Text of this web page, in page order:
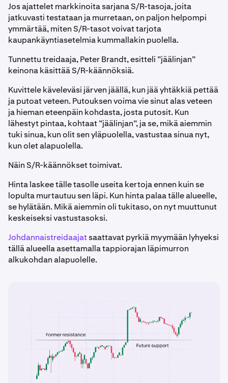
Jos ajattelet markkinoita sarjana S/R-tasoja, joita
jatkuvasti testataan ja murretaan, on paljon helpompi
ymmärtää, miten S/R-tasot voivat tarjota
kaupankäyntiasetelmia kummallakin puolella.
Tunnettu treidaaja, Peter Brandt, esitteli ”jäälinjan”
keinona käsittää S/R-käännöksiä.
Kuvittele käveleväsi järven jäällä, kun jää yhtäkkiä pettää
ja putoat veteen. Putouksen voima vie sinut alas veteen
ja hieman eteenpäin kohdasta, josta putosit. Kun
lähestyt pintaa, kohtaat ”jäälinjan”, ja se, mikä aiemmin
tuki sinua, kun olit sen yläpuolella, vastustaa sinua nyt,
kun olet alapuolella.
Näin S/R-käännökset toimivat.
Hinta laskee tälle tasolle useita kertoja ennen kuin se
lopulta murtautuu sen läpi. Kun hinta palaa tälle alueelle,
se hylätään. Mikä aiemmin oli tukitaso, on nyt muuttunut
keskeiseksi vastustasoksi.
Johdannaistreidaajatsaattavat pyrkiä myymään lyhyeksi
tällä alueella asettamalla tappiorajan läpimurron
alkukohdan alapuolelle.